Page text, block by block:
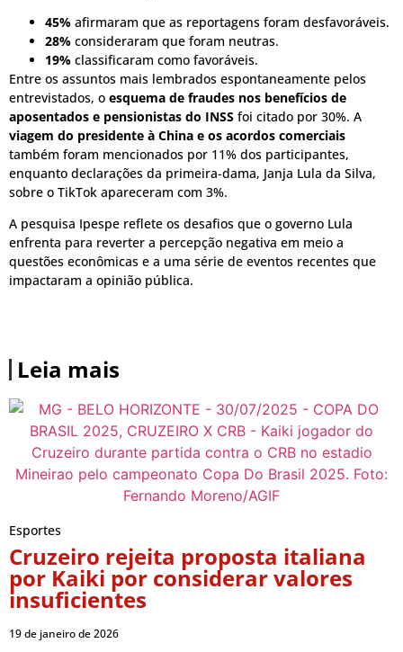
45% afirmaram que as reportagens foram desfavoráveis.
28% consideraram que foram neutras.
19% classificaram como favoráveis.
Entre os assuntos mais lembrados espontaneamente pelos
entrevistados, o esquema de fraudes nos benefícios de
aposentados e pensionistas do INSS foi citado por 30%. A
viagem do presidente à China e os acordos comerciais
também foram mencionados por 11% dos participantes,
enquanto declarações da primeira-dama, Janja Lula da Silva,
sobre o TikTok apareceram com 3%.
A pesquisa Ipespe reflete os desafios que o governo Lula
enfrenta para reverter a percepção negativa em meio a
questões econômicas e a uma série de eventos recentes que
impactaram a opinião pública.
Leia mais
Esportes
Cruzeiro rejeita proposta italiana
por Kaiki por considerar valores
insuficientes
19 de janeiro de 2026